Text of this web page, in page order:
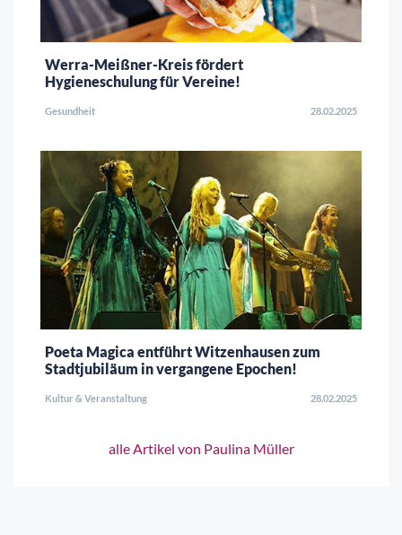
Werra-Meißner-Kreis fördert
Hygieneschulung für Vereine!
Gesundheit 28.02.2025
Poeta Magica entführt Witzenhausen zum
Stadtjubiläum in vergangene Epochen!
Kultur & Veranstaltung 28.02.2025
alle Artikel von Paulina Müller